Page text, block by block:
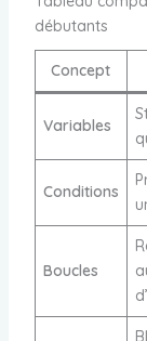
débutants
Concept
Variables
Conditions
Boucles